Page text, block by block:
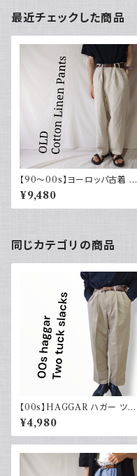
最近チェックした商品
【90～00s】ヨーロッパ古着 コ
ットンリネンパンツ ツータック
生成りカラー
¥9,480
同じカテゴリの商品
【00s】HAGGAR ハガー ツー
タックスラックス ポリエステル
ベージュ 古着 34 29
¥4,980